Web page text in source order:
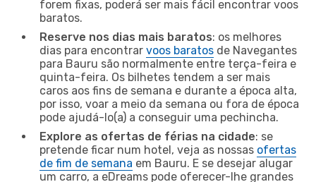
forem fixas, poderá ser mais fácil encontrar voos
baratos.
Reserve nos dias mais baratos: os melhores
dias para encontrar voos baratos de Navegantes
para Bauru são normalmente entre terça-feira e
quinta-feira. Os bilhetes tendem a ser mais
caros aos fins de semana e durante a época alta,
por isso, voar a meio da semana ou fora de época
pode ajudá-lo(a) a conseguir uma pechincha.
Explore as ofertas de férias na cidade: se
pretende ficar num hotel, veja as nossas ofertas
de fim de semana em Bauru. E se desejar alugar
um carro, a eDreams pode oferecer-lhe grandes